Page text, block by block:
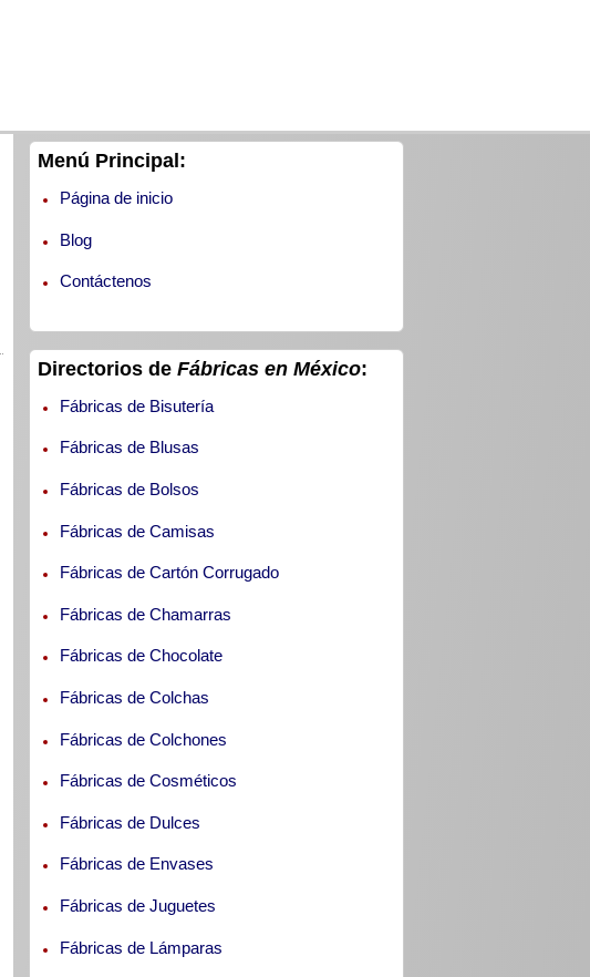
Menú Principal:
Página de inicio
Blog
Contáctenos
Directorios deFábricas en México:
Fábricas de Bisutería
Fábricas de Blusas
Fábricas de Bolsos
Fábricas de Camisas
Fábricas de Cartón Corrugado
Fábricas de Chamarras
Fábricas de Chocolate
Fábricas de Colchas
Fábricas de Colchones
Fábricas de Cosméticos
Fábricas de Dulces
Fábricas de Envases
Fábricas de Juguetes
Fábricas de Lámparas